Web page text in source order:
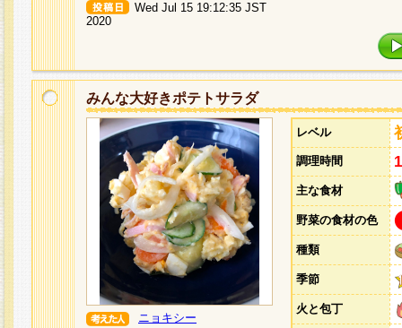
Wed Jul 15 19:12:35 JST
2020
みんな大好きポテトサラダ
ニョキシー
レベル
調理時間
主な食材
野菜の食材の色
種類
季節
火と包丁